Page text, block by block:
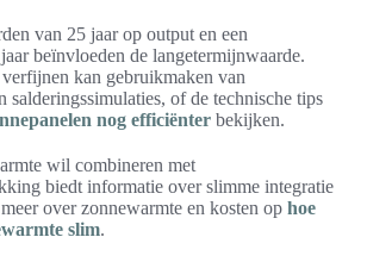
van 25 jaar op output en een
beïnvloeden de langetermijnwaarde.
kan gebruikmaken van
salderingssimulaties, of de technische tips
nog efficiënter bekijken.
wil combineren met
biedt informatie over slimme integratie
over zonnewarmte en kosten op hoe
slim.